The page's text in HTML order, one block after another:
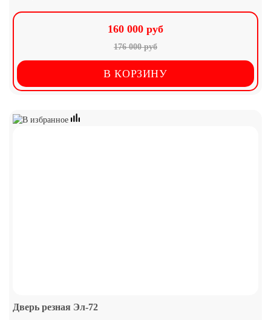
160 000 руб
176 000 руб
В КОРЗИНУ
Дверь резная Эл-72